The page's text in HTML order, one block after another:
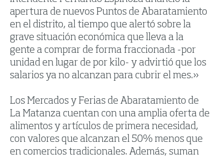
apertura de nuevos Puntos de Abaratamiento
en el distrito, al tiempo que alertó sobre la
grave situación económica que lleva a la
gente a comprar de forma fraccionada -por
unidad en lugar de por kilo- y advirtió que los
salarios ya no alcanzan para cubrir el mes.»
Los Mercados y Ferias de Abaratamiento de
La Matanza cuentan con una amplia oferta de
alimentos y artículos de primera necesidad,
con valores que alcanzan el 50% menos que
en comercios tradicionales. Además, suman